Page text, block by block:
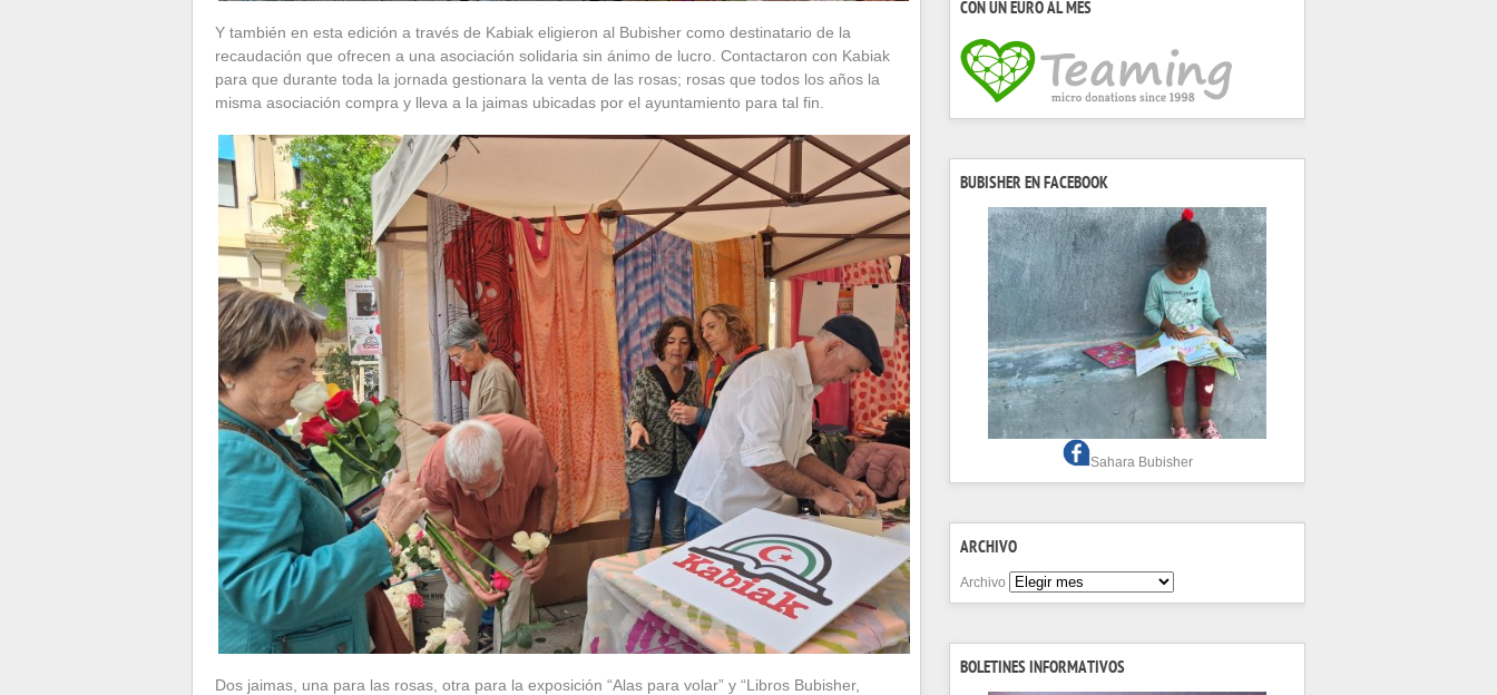
Y también en esta edición a través de Kabiak eligieron al Bubisher como destinatario de la
recaudación que ofrecen a una asociación solidaria sin ánimo de lucro. Contactaron con Kabiak
para que durante toda la jornada gestionara la venta de las rosas; rosas que todos los años la
misma asociación compra y lleva a la jaimas ubicadas por el ayuntamiento para tal fin.
Dos jaimas, una para las rosas, otra para la exposición “Alas para volar” y “Libros Bubisher,
CON UN EURO AL MES
BUBISHER EN FACEBOOK
Sahara Bubisher
ARCHIVO
Archivo
BOLETINES INFORMATIVOS